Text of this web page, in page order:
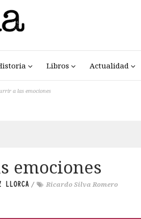
Libros Actualidad
a las emociones
emociones
LLORCA / Ricardo Silva Romero